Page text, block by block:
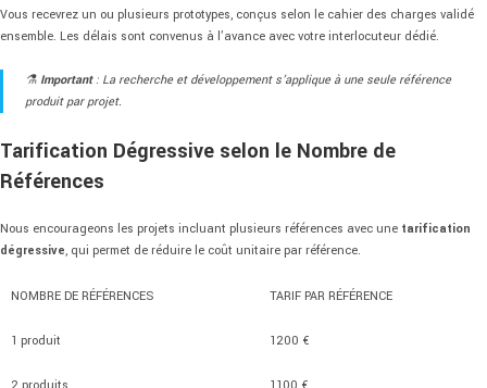
Vous recevrez un ou plusieurs prototypes, conçus selon le cahier des charges validé
ensemble. Les délais sont convenus à l’avance avec votre interlocuteur dédié.
⚗️ Important: La recherche et développement s’applique à une seule référence
produitparprojet.
Tarification Dégressive selon le Nombre de
Références
Nous encourageons les projets incluant plusieurs références avec une tarification
dégressive, qui permet de réduire le coût unitaire par référence.
NOMBRE DE RÉFÉRENCES TARIF PAR RÉFÉRENCE
1 produit 1200 €